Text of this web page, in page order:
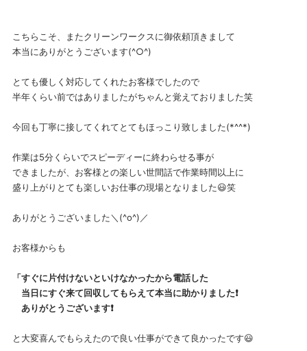
こちらこそ、またクリーンワークスに御依頼頂きまして
本当にありがとうございます(^○^)
とても優しく対応してくれたお客様でしたので
半年くらい前ではありましたがちゃんと覚えておりました笑
今回も丁寧に接してくれてとてもほっこり致しました(*^^*)
作業は5分くらいでスピーディーに終わらせる事が
できましたが、お客様との楽しい世間話で作業時間以上に
盛り上がりとても楽しいお仕事の現場となりました😃笑
ありがとうございました＼(^o^)／
お客様からも
「すぐに片付けないといけなかったから電話した
当日にすぐ来て回収してもらえて本当に助かりました❗
ありがとうございます❗
と大変喜んでもらえたので良い仕事ができて良かったです😃